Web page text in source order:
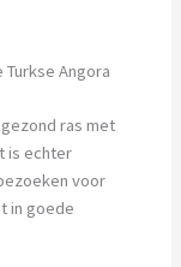
Angora
ras met
is echter
voor
in goede